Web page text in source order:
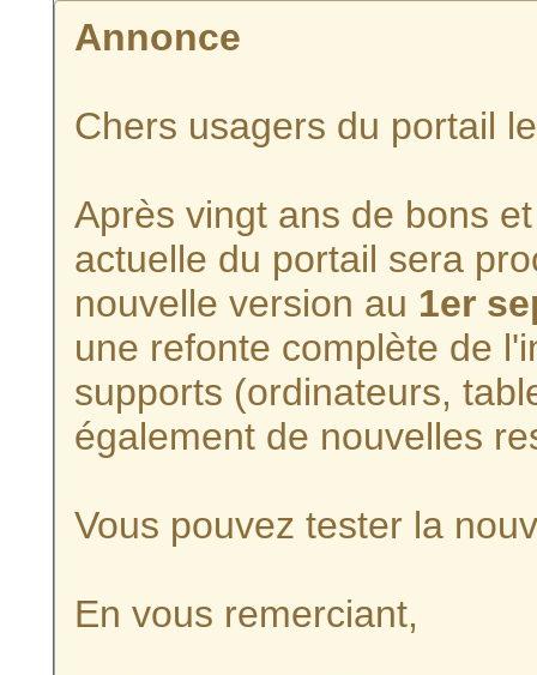
Annonce
Chers usagers du portail
Après vingt ans de bons
actuelle du portail sera
nouvelle version au 1er
une refonte complète de
supports (ordinateurs,
également de nouvelles
Vous pouvez tester la
En vous remerciant,